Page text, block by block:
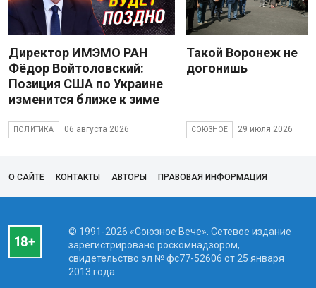
Директор ИМЭМО РАН
Фёдор Войтоловский:
Позиция США по Украине
изменится ближе к зиме
ПОЛИТИКА 06 августа 2026
Такой Воронеж не
догонишь
СОЮЗНОЕ 29 июля 2026
О САЙТЕ КОНТАКТЫ АВТОРЫ ПРАВОВАЯ ИНФОРМАЦИЯ
© 1991-2026 «Союзное Вече». Сетевое издание
зарегистрировано роскомнадзором,
свидетельство эл № фc77-52606 от 25 января
2013 года.